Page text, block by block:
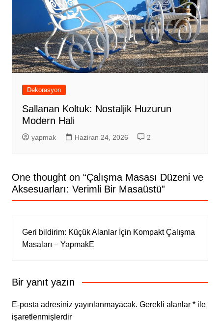
Dekorasyon
Sallanan Koltuk: Nostaljik Huzurun
Modern Hali
yapmak Haziran 24, 2026 2
One thought on “Çalışma Masası Düzeni ve
Aksesuarları: Verimli Bir Masaüstü”
Geri bildirim: Küçük Alanlar İçin Kompakt Çalışma
Masaları – YapmakE
Bir yanıt yazın
E-posta adresiniz yayınlanmayacak. Gerekli alanlar *ile
işaretlenmişlerdir